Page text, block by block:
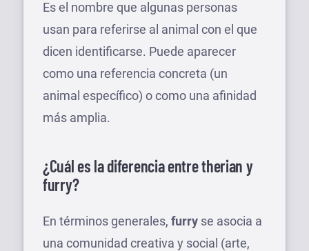
Es el nombre que algunas personas
usan para referirse al animal con el que
dicen identificarse. Puede aparecer
como una referencia concreta (un
animal específico) o como una afinidad
más amplia.
¿Cuál es la diferencia entre therian y
furry?
En términos generales, furry se asocia a
una comunidad creativa y social (arte,